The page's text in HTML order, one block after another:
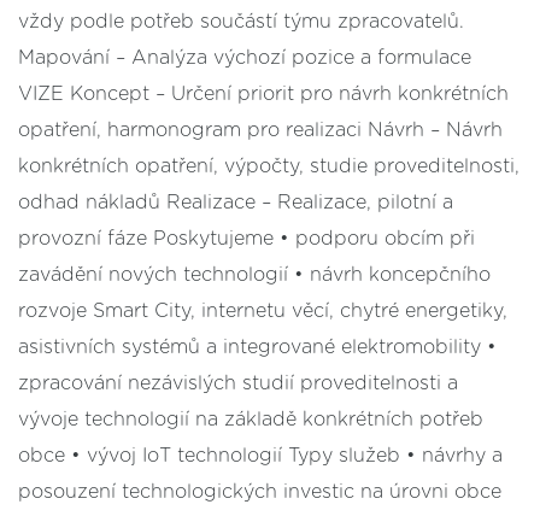
vždy podle potřeb součástí týmu zpracovatelů.
Mapování – Analýza výchozí pozice a formulace
VIZE Koncept – Určení priorit pro návrh konkrétních
opatření, harmonogram pro realizaci Návrh – Návrh
konkrétních opatření, výpočty, studie proveditelnosti,
odhad nákladů Realizace – Realizace, pilotní a
provozní fáze Poskytujeme • podporu obcím při
zavádění nových technologií • návrh koncepčního
rozvoje Smart City, internetu věcí, chytré energetiky,
asistivních systémů a integrované elektromobility •
zpracování nezávislých studií proveditelnosti a
vývoje technologií na základě konkrétních potřeb
obce • vývoj IoT technologií Typy služeb • návrhy a
posouzení technologických investic na úrovni obce